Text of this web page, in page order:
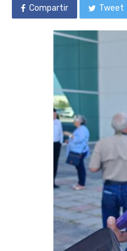
Compartir Tweet